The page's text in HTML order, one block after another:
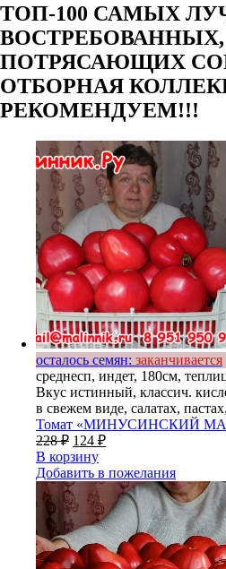
ТОП-100 САМЫХ
ВОСТРЕБОВАННЫХ,
ПОТРЯСАЮЩИХ
ОТБОРНАЯ
РЕКОМЕНДУЕМ!!!
осталось семян: заканчивается
среднесп, индет, 180см,
Вкус истинный, классич.
в свежем виде, салатах,
Томат «МИНУСИНСКИЙ
228₽ 124 ₽
В корзину
Добавить в пожелания